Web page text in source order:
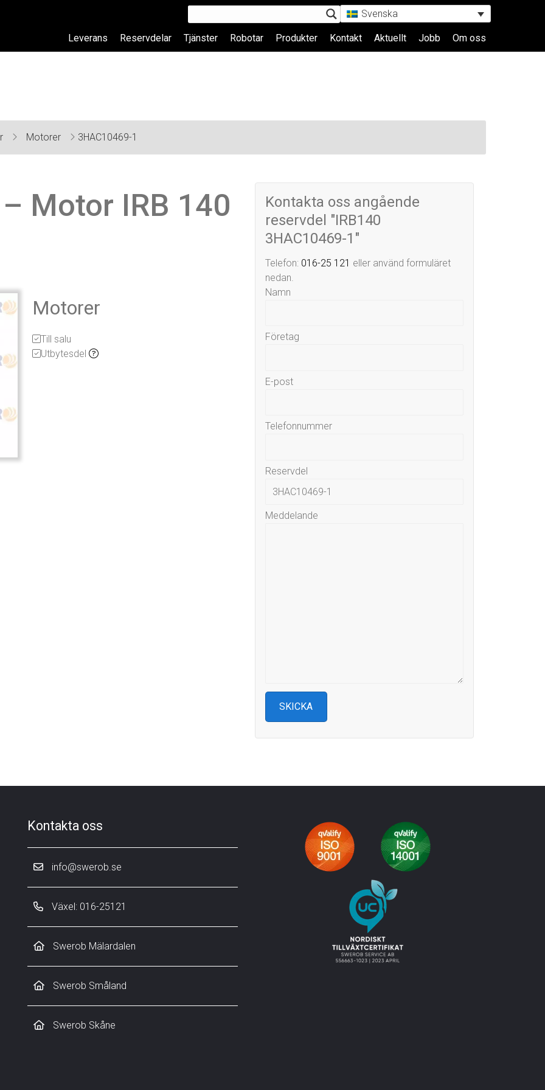
Svenska
Leverans Reservdelar Tjänster Robotar Produkter Kontakt Aktuellt Jobb Om oss
Motorer 3HAC10469-1
Motor IRB 140
Motorer
Till salu
Utbytesdel
Kontakta oss angående
reservdel "IRB140
3HAC10469-1"
Telefon: 016-25 121 eller använd formuläret
nedan.
Namn
Företag
E-post
Telefonnummer
Reservdel
Meddelande
Kontakta oss
info@swerob.se
Växel: 016-25121
Swerob Mälardalen
Swerob Småland
Swerob Skåne